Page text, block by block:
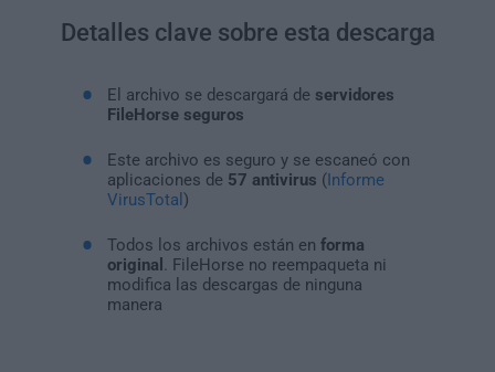
Detalles clave sobre esta descarga
El archivo se descargará de servidores
FileHorse seguros
Este archivo es seguro y se escaneó con
aplicaciones de 57 antivirus (Informe
VirusTotal )
Todos los archivos están en forma
original
. FileHorse no reempaqueta ni
modifica las descargas de ninguna
manera